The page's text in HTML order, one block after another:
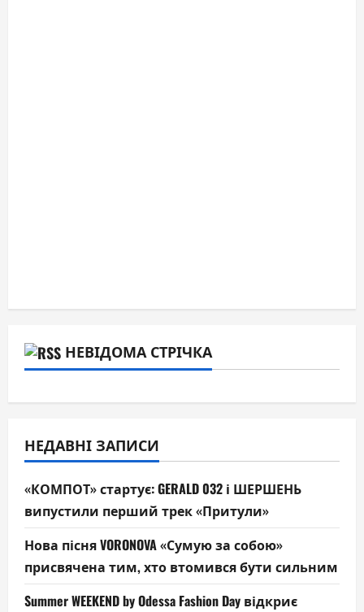
НЕВІДОМА СТРІЧКА
НЕДАВНІ ЗАПИСИ
«КОМПОТ» стартує: GERALD 032 і ШЕРШЕНЬ
випустили перший трек «Притули»
Нова пісня VORONOVA «Сумую за собою»
присвячена тим, хто втомився бути сильним
Summer WEEKEND by Odessa Fashion Day відкриє